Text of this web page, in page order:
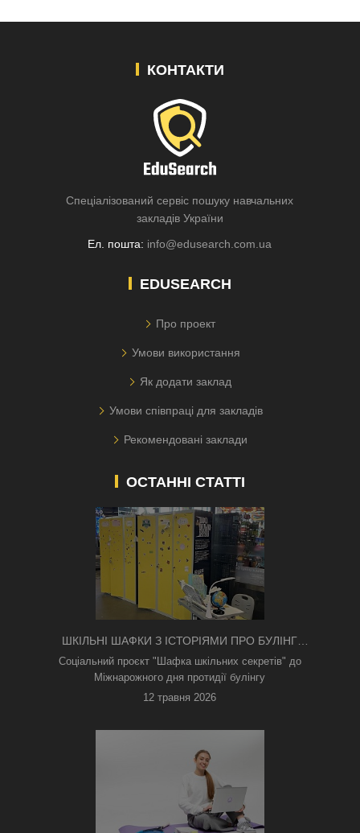
КОНТАКТИ
Спеціалізований сервіс пошуку навчальних
закладів України
Ел. пошта: info@edusearch.com.ua
EDUSEARCH
Про проект
Умови використання
Як додати заклад
Умови співпраці для закладів
Рекомендовані заклади
ОСТАННІ СТАТТІ
ШКІЛЬНІ ШАФКИ З ІСТОРІЯМИ ПРО БУЛІНГ
З'ЯВИЛИСЯ В КИЄВІ
Соціальний проєкт "Шафка шкільних секретів" до
Міжнарожного дня протидії булінгу
12 травня 2026